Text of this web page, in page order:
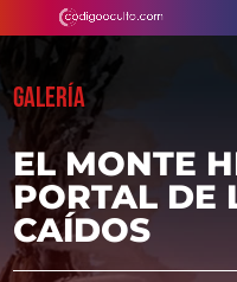
GALERÍA
EL MONTE
PORTAL DE
CAÍDOS